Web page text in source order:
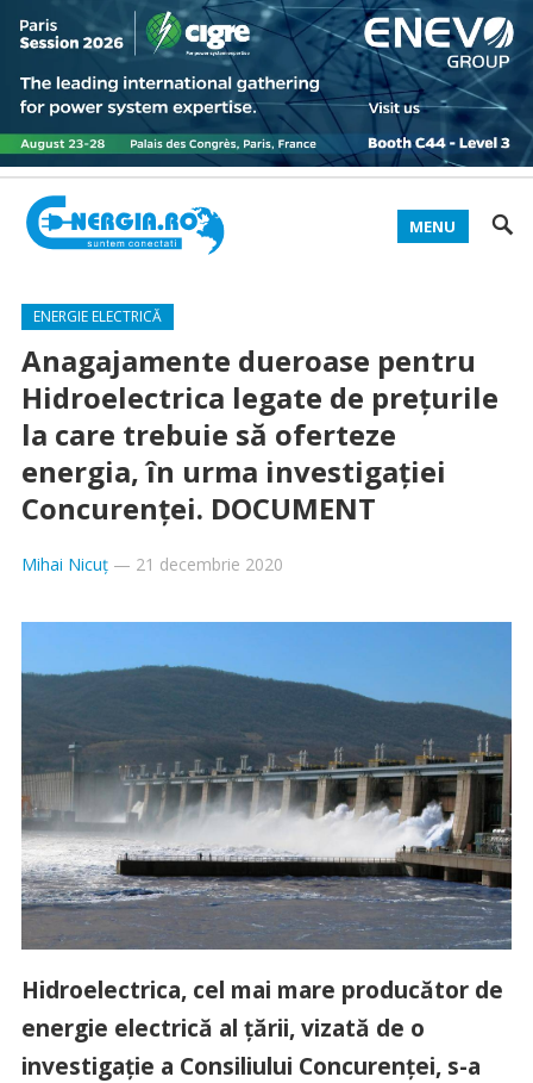
MENU
ENERGIE ELECTRICĂ
Anagajamente dueroase pentru
Hidroelectrica legate de prețurile
la care trebuie să oferteze
energia, în urma investigației
Concurenței. DOCUMENT
Mihai Nicuț— 21 decembrie 2020
Hidroelectrica, cel mai mare producător de
energie electrică al țării, vizată de o
investigație a Consiliului Concurenței, s-a